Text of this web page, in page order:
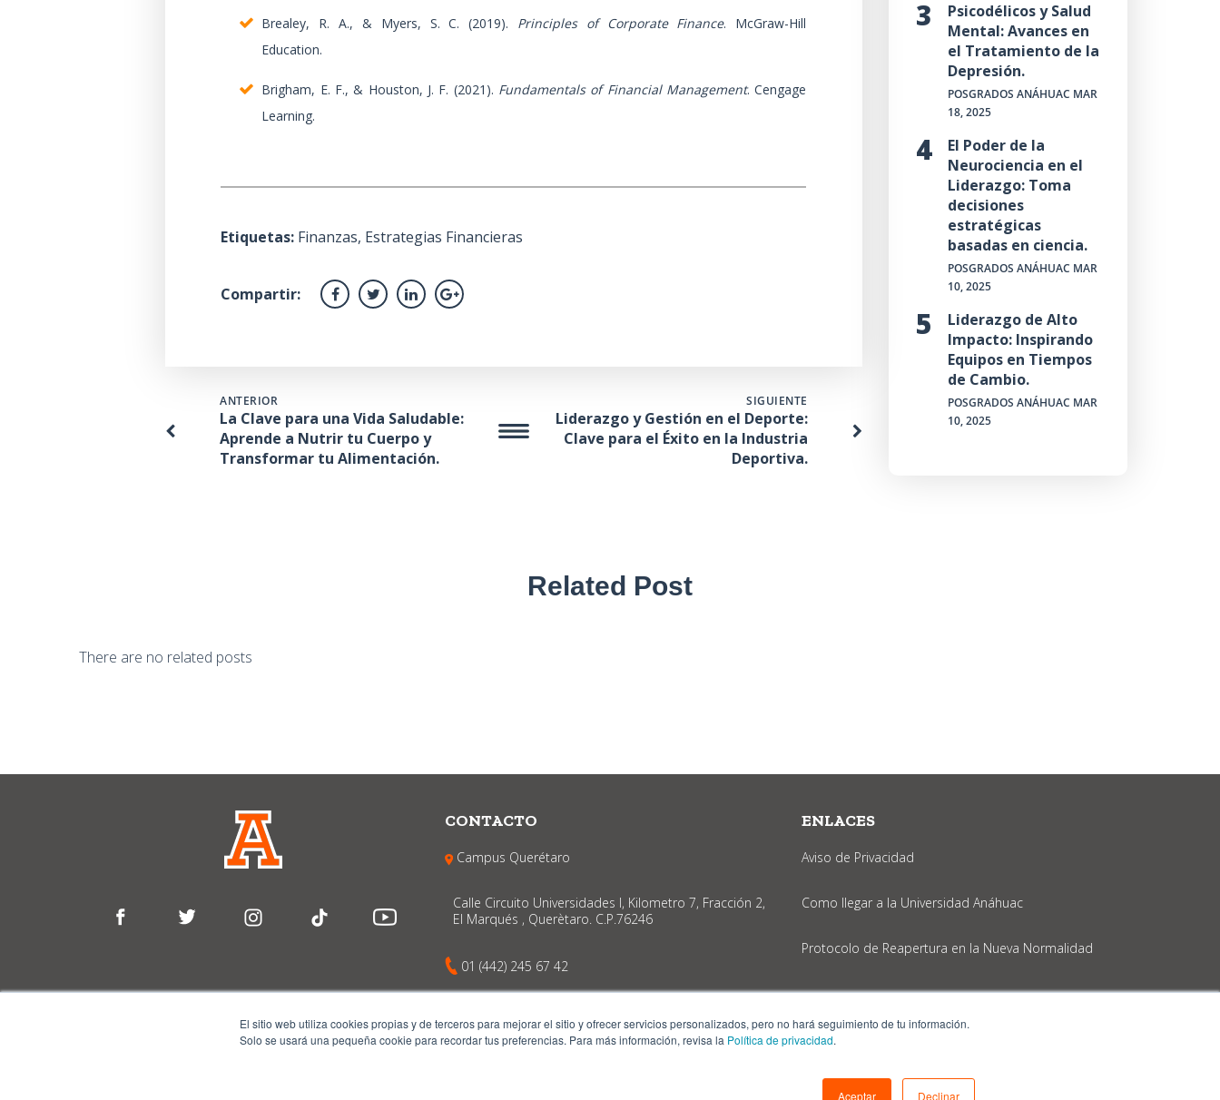
El sitio web utiliza cookies propias y de terceros para mejorar el sitio y ofrecer servicios personalizados, pero no hará seguimiento de tu información.
Solo se usará una pequeña cookie para recordar tus preferencias. Para más información, revisa la Política de privacidad.
Aceptar Declinar
Brealey, R. A., & Myers, S. C. (2019). Principles of Corporate Finance. McGraw-Hill
Education.
Brigham, E. F., & Houston, J. F. (2021). Fundamentals of Financial Management. Cengage
Learning.
Etiquetas: Finanzas, Estrategias Financieras
Compartir:
ANTERIOR
La Clave para una Vida Saludable:
Aprende a Nutrir tu Cuerpo y
Transformar tu Alimentación.
SIGUIENTE
Liderazgo y Gestión en el Deporte:
Clave para el Éxito en la Industria
Deportiva.
Psicodélicos y Salud
Mental: Avances en
el Tratamiento de la
Depresión.
POSGRADOS ANÁHUAC MAR
18, 2025
El Poder de la
Neurociencia en el
Liderazgo: Toma
decisiones
estratégicas
basadas en ciencia.
POSGRADOS ANÁHUAC MAR
10, 2025
Liderazgo de Alto
Impacto: Inspirando
Equipos en Tiempos
de Cambio.
POSGRADOS ANÁHUAC MAR
10, 2025
Related Post
There are no related posts
CONTACTO
Campus Querétaro
Calle Circuito Universidades I, Kilometro 7, Fracción 2,
El Marqués , Querètaro. C.P.76246
01 (442) 245 67 42
ENLACES
Aviso de Privacidad
Como llegar a la Universidad Anáhuac
Protocolo de Reapertura en la Nueva Normalidad